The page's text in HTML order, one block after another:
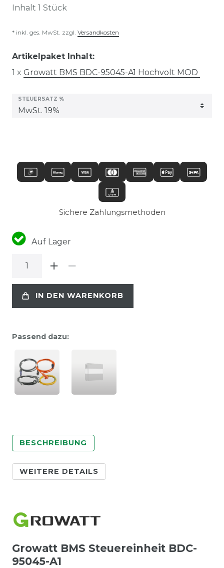
Inhalt 1 Stück
* inkl. ges. MwSt. zzgl. Versandkosten
Artikelpaket Inhalt:
1 x Growatt BMS BDC-95045-A1 Hochvolt MOD
STEUERSATZ %
Sichere Zahlungsmethoden
Auf Lager
IN DEN WARENKORB
Passend dazu:
BESCHREIBUNG
WEITERE DETAILS
Growatt BMS Steuereinheit BDC-
95045-A1